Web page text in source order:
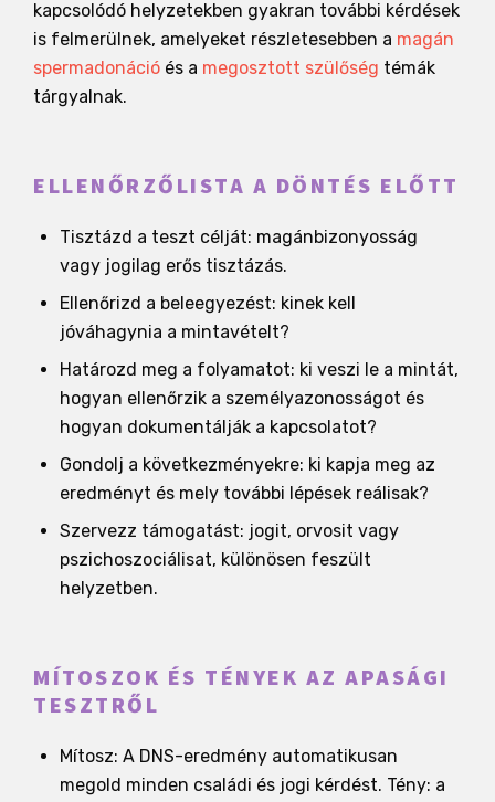
kapcsolódó helyzetekben gyakran további kérdések
is felmerülnek, amelyeket részletesebben a magán
spermadonáció és a megosztott szülőség témák
tárgyalnak.
ELLENŐRZŐLISTA A DÖNTÉS ELŐTT
Tisztázd a teszt célját: magánbizonyosság
vagy jogilag erős tisztázás.
Ellenőrizd a beleegyezést: kinek kell
jóváhagynia a mintavételt?
Határozd meg a folyamatot: ki veszi le a mintát,
hogyan ellenőrzik a személyazonosságot és
hogyan dokumentálják a kapcsolatot?
Gondolj a következményekre: ki kapja meg az
eredményt és mely további lépések reálisak?
Szervezz támogatást: jogit, orvosit vagy
pszichoszociálisat, különösen feszült
helyzetben.
MÍTOSZOK ÉS TÉNYEK AZ APASÁGI
TESZTRŐL
Mítosz: A DNS-eredmény automatikusan
megold minden családi és jogi kérdést. Tény: a